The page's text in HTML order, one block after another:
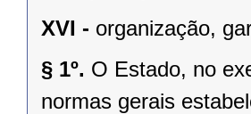
XVI - organização,
§ 1º. O Estado, no
normas gerais